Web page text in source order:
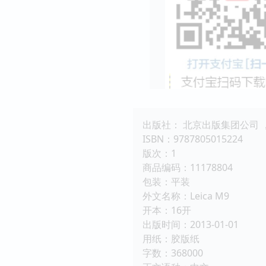
出版社： 北京出版集团公司
ISBN：9787805015224
版次：1
商品编码：11178804
包装：平装
外文名称：Leica M9
开本：16开
出版时间：2013-01-01
用纸：胶版纸
字数：368000